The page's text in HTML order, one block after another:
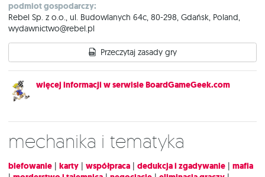
podmiot gospodarczy:
Rebel Sp. z o.o., ul. Budowlanych 64c, 80-298, Gdańsk, Poland,
wydawnictwo@rebel.pl
Przeczytaj zasady gry
więcej informacji w serwisie BoardGameGeek.com
Mechanika i tematyka
blefowanie | karty | współpraca | dedukcja i zgadywanie | mafia